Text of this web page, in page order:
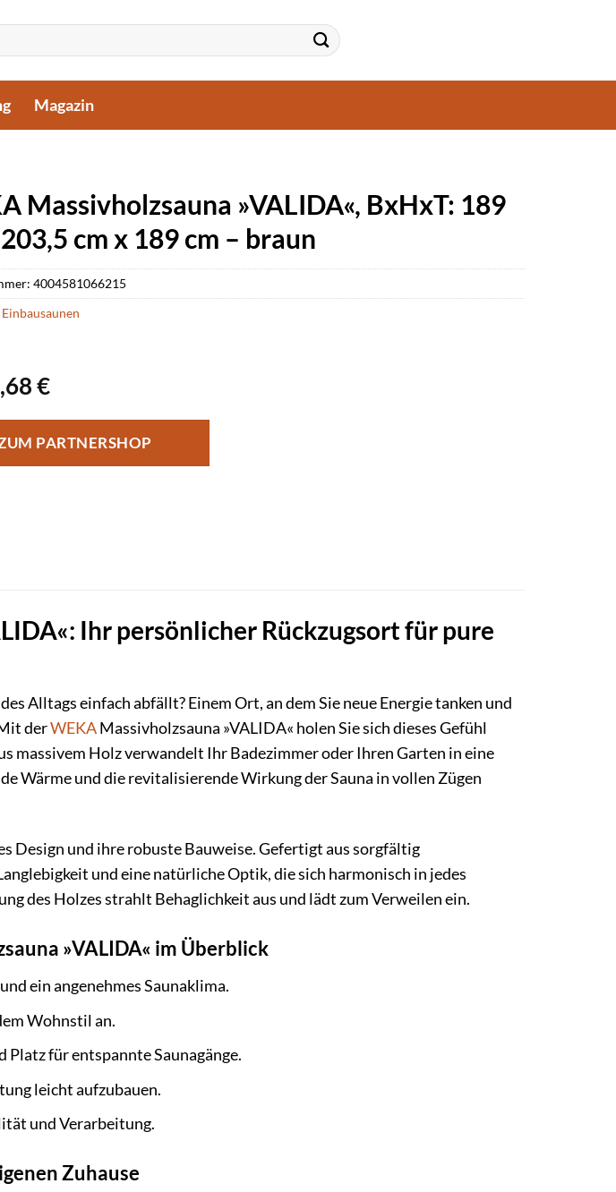
Magazin
Massivholzsauna »VALIDA«, BxHxT: 189
cm x 189 cm – braun
€
PARTNERSHOP
4004581066215
Einbausaunen
Ihr persönlicher Rückzugsort für pure
Alltags einfach abfällt? Einem Ort, an dem Sie neue Energie tanken und
derWEKAMassivholzsauna »VALIDA« holen Sie sich dieses Gefühl
massivem Holz verwandelt Ihr Badezimmer oder Ihren Garten in eine
Wärme und die revitalisierende Wirkung der Sauna in vollen Zügen
Design und ihre robuste Bauweise. Gefertigt aus sorgfältig
und eine natürliche Optik, die sich harmonisch in jedes
des Holzes strahlt Behaglichkeit aus und lädt zum Verweilen ein.
»VALIDA« im Überblick
ein angenehmes Saunaklima.
Wohnstil an.
Platz für entspannte Saunagänge.
leicht aufzubauen.
und Verarbeitung.
Zuhause